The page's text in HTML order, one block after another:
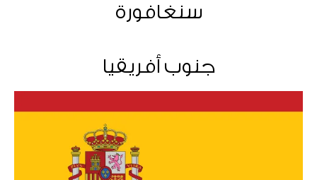
سنغافورة
جنوب أفريقيا